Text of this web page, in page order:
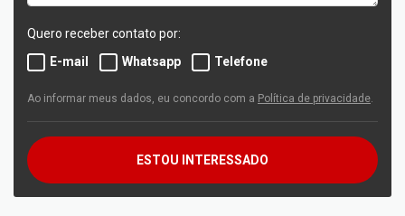
Quero receber contato por:
E-mail
Whatsapp Telefone
Ao informar meus dados, eu concordo com a Política de privacidade.
ESTOU INTERESSADO